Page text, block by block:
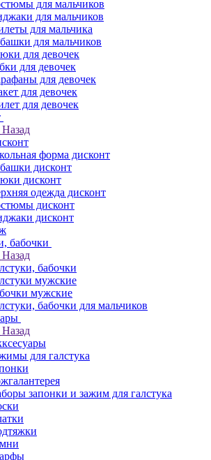
для мальчиков
для мальчиков
для мальчика
для мальчиков
для девочек
для девочек
для девочек
для девочек
для девочек
Назад
форма дисконт
дисконт
дисконт
одежда дисконт
дисконт
дисконт
бабочки
Назад
бабочки
мужские
мужские
бабочки для мальчиков
Назад
для галстука
запонки и зажим для галстука